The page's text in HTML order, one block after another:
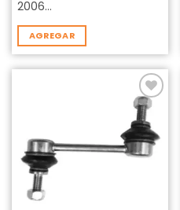
2006…
AGREGAR
Añadir
a la
lista de
deseos